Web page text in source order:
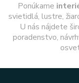
Ponúkame
svietidlá, lustre,
U nás nájdete
poradenstvo,